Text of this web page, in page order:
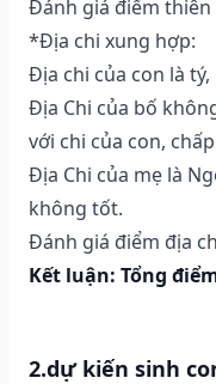
Đánh giá điểm thiên
*Địa chi xung hợp:
Địa chi của con là
Địa Chi của bố
với chi của con,
Địa Chi của mẹ là
không tốt.
Đánh giá điểm địa
Kết luận: Tổng
2.dự kiến sinh